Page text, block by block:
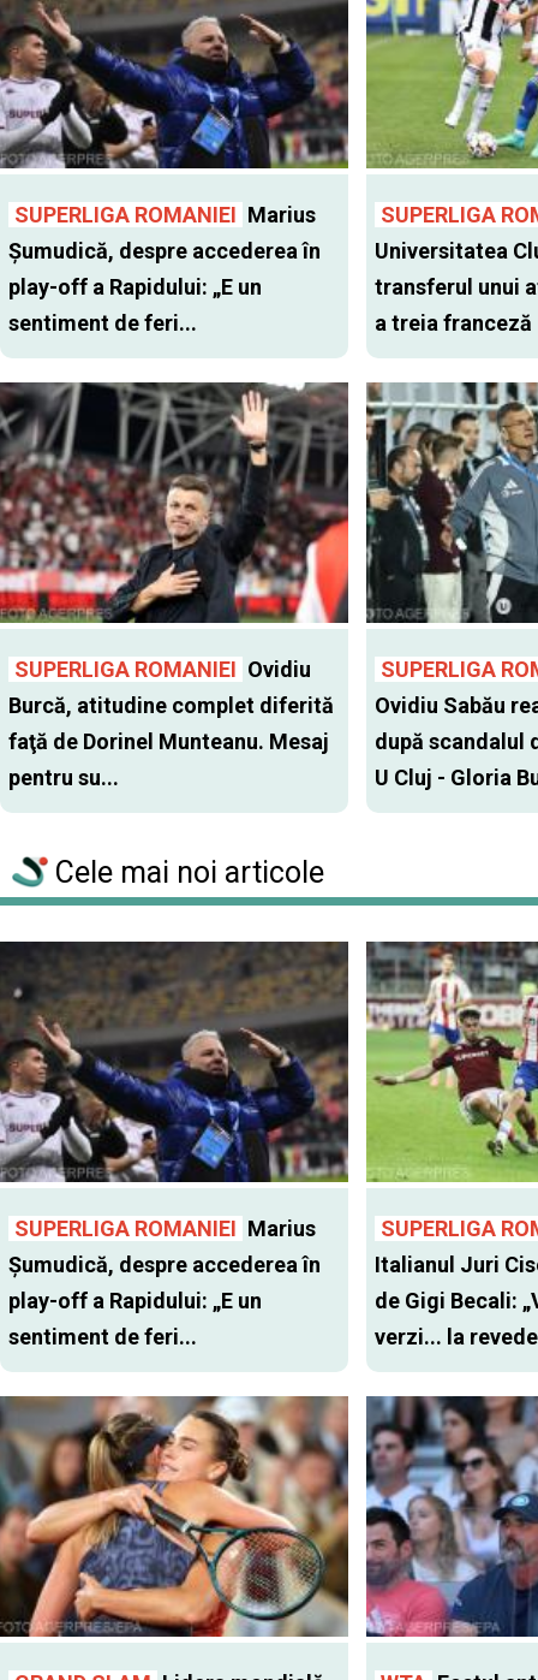
SUPERLIGA ROMANIEI Marius
Șumudică, despre accederea în
play-off a Rapidului: „E un
sentiment de feri...
SUPERLIGA
Universitatea
transferul unui
a treia franceză
SUPERLIGA ROMANIEI Ovidiu
Burcă, atitudine complet diferită
faţă de Dorinel Munteanu. Mesaj
pentru su...
SUPERLIGA
Ovidiu Sabău
după scandalul
U Cluj - Gloria
Cele mai noi articole
SUPERLIGA ROMANIEI Marius
Șumudică, despre accederea în
play-off a Rapidului: „E un
sentiment de feri...
SUPERLIGA
Italianul Juri
de Gigi Becali:
verzi... la